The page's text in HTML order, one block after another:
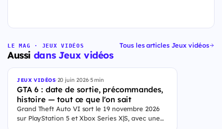
LE MAG · JEUX VIDÉOS
Aussi dans Jeux vidéos
Tous les articles Jeux vidéos
JEUX VIDÉOS·20 juin 2026·5 min
GTA 6 : date de sortie, précommandes,
histoire — tout ce que l'on sait
Grand Theft Auto VI sort le 19 novembre 2026
sur PlayStation 5 et Xbox Series X|S, avec une